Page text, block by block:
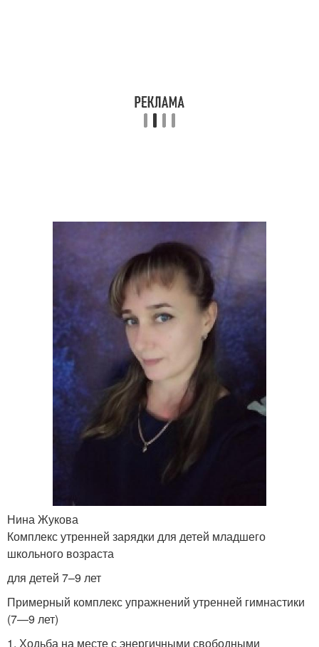
Нина Жукова
Комплекс утренней зарядки для детей младшего
школьного возраста
для детей 7–9 лет
Примерный комплекс упражнений утренней гимнастики
(7—9 лет)
1. Ходьба на месте с энергичными свободными